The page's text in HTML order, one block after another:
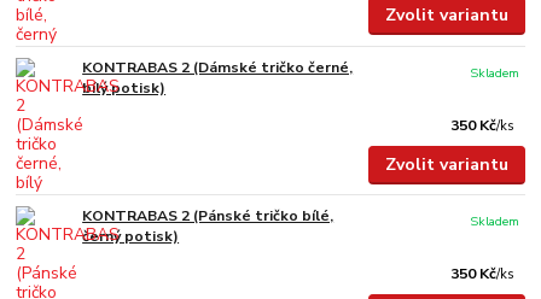
Zvolit variantu
KONTRABAS 2 (Dámské tričko černé,
bílý potisk)
350 Kč/ks
Skladem
Zvolit variantu
KONTRABAS 2 (Pánské tričko bílé,
černý potisk)
350 Kč/ks
Skladem